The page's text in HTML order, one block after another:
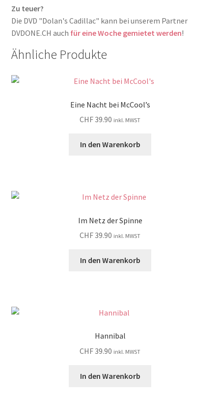
Zu teuer?
Die DVD "Dolan's Cadillac" kann bei unserem Partner
DVDONE.CH auch für eine Woche gemietet werden!
Ähnliche Produkte
Eine Nacht bei McCool’s
CHF39.90 inkl. MWST
In den Warenkorb
Im Netz der Spinne
CHF39.90 inkl. MWST
In den Warenkorb
Hannibal
CHF39.90 inkl. MWST
In den Warenkorb